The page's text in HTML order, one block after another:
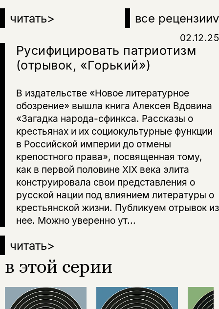
читать> все рецензииv
Русифицировать патриотизм
(отрывок, «Горький»)
02.12.25
В издательстве «Новое литературное
обозрение» вышла книга Алексея Вдовина
«Загадка народа-сфинкса. Рассказы о
крестьянах и их социокультурные функции
в Российской империи до отмены
крепостного права», посвященная тому,
как в первой половине XIX века элита
конструировала свои представления о
русской нации под влиянием литературы о
крестьянской жизни. Публикуем отрывок из
нее. Можно уверенно ут...
читать>
в этой серии